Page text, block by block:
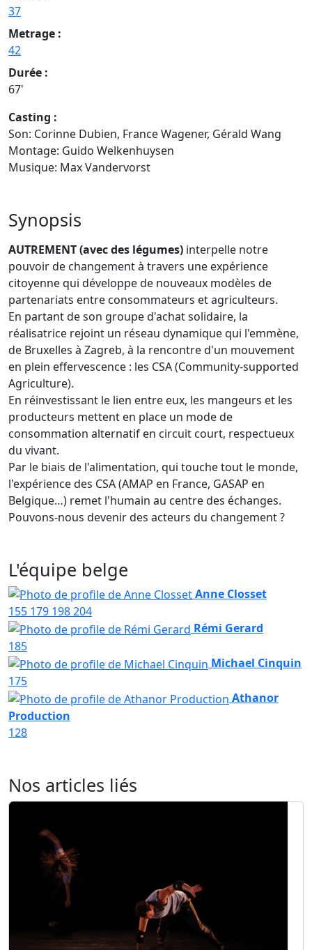
37
Metrage :
42
Durée :
67'
Casting :
Son: Corinne Dubien, France Wagener, Gérald Wang
Montage: Guido Welkenhuysen
Musique: Max Vandervorst
Synopsis
AUTREMENT (avec des légumes) interpelle notre
pouvoir de changement à travers une expérience
citoyenne qui développe de nouveaux modèles de
partenariats entre consommateurs et agriculteurs.
En partant de son groupe d'achat solidaire, la
réalisatrice rejoint un réseau dynamique qui l'emmène,
de Bruxelles à Zagreb, à la rencontre d'un mouvement
en plein effervescence : les CSA (Community-supported
Agriculture).
En réinvestissant le lien entre eux, les mangeurs et les
producteurs mettent en place un mode de
consommation alternatif en circuit court, respectueux
du vivant.
Par le biais de l'alimentation, qui touche tout le monde,
l'expérience des CSA (AMAP en France, GASAP en
Belgique…) remet l'humain au centre des échanges.
Pouvons-nous devenir des acteurs du changement ?
L'équipe belge
Anne Closset
155 179 198204
Rémi Gerard
185
Michael Cinquin
175
Athanor
Production
128
Nos articles liés